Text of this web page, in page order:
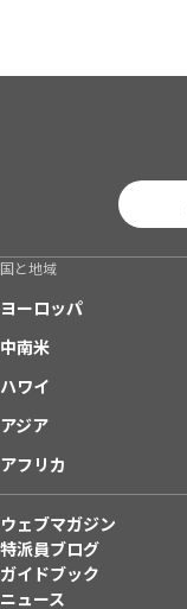
国と地域
ヨーロッパ
中南米
ハワイ
アジア
アフリカ
ウェブマガジン
特派員ブログ
ガイドブック
ニュース